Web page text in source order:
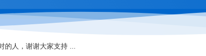
的人，谢谢大家支持 ...